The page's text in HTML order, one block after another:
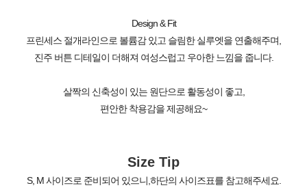
Design & Fit
프린세스 절개라인으로 볼륨감 있고 슬림한 실루엣을 연출해주며,
진주 버튼 디테일이 더해져 여성스럽고 우아한 느낌을 줍니다.
살짝의 신축성이 있는 원단으로 활동성이 좋고,
편안한 착용감을 제공해요~
Size Tip
S, M 사이즈로 준비되어 있으니,하단의 사이즈표를 참고해주세요.